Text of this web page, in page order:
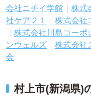
会社ニチイ学館
株式
社ケア２１
株式会社
株式会社川島コーポ
ンウェルズ
株式会社
会
村上市(新潟県)